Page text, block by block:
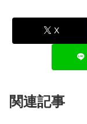
X
関連記事